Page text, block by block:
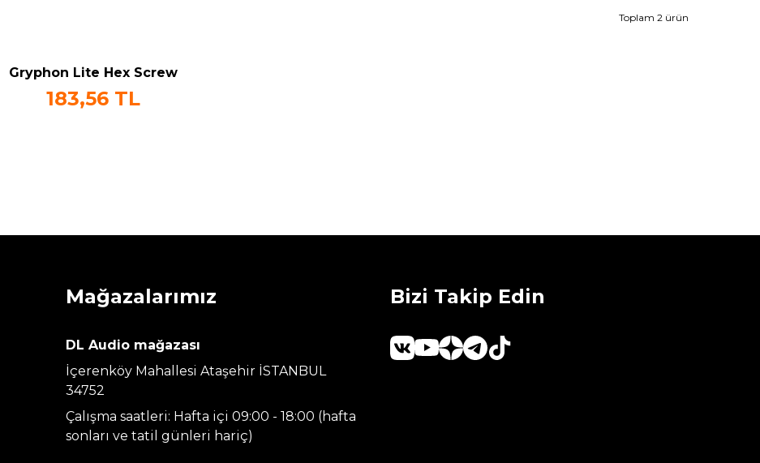
Toplam 2 ürün
Gryphon Lite Hex Screw
5mm
183,56 TL
Mağazalarımız
DL Audio mağazası
İçerenköy Mahallesi Ataşehir İSTANBUL
34752
Çalışma saatleri: Hafta içi 09:00 - 18:00 (hafta
sonları ve tatil günleri hariç)
Bizi Takip Edin